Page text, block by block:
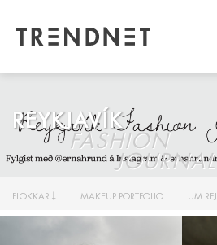
REYKJAVÍK
FASHION
JOURNAL
FLOKKAR MAKEUP PORTFOLIO UM RFJ